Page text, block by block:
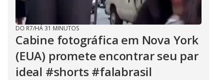
DO R7/HÁ 31 MINUTOS
Cabine fotográfica em Nova York
(EUA) promete encontrar seu par
ideal #shorts #falabrasil